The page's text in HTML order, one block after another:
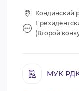
Кондинский
(Второй
МУК